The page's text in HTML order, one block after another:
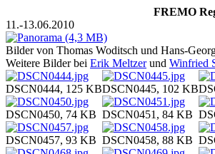
FREMO
11.-13.06.2010
Bilder von Thomas Woditsch und Hans-
Weitere Bilder bei Erik Meltzerund Winfried
DSCN0444, 125 KBDSCN0445, 102 KB
DSCN0450, 74 KB DSCN0451, 84 KB
DSCN0457, 93 KB DSCN0458, 88 KB